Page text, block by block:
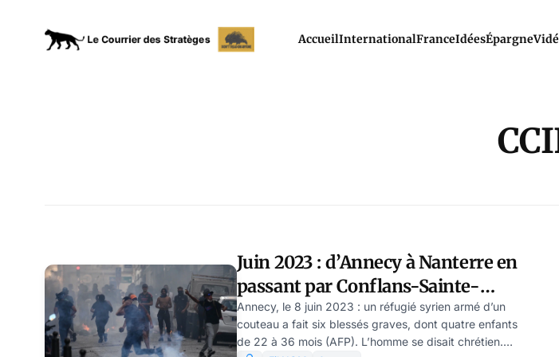
AccueilInternationalFranceIdéesÉpargne
Juin 2023 : d’Annecy à Nanterre en
passant par Conflans-Sainte-
Honorine, par Jérôme Serri
Annecy, le 8 juin 2023 : un réfugié syrien armé d’un
couteau a fait six blessés graves, dont quatre enfants
de 22 à 36 mois (AFP). L’homme se disait chrétien.